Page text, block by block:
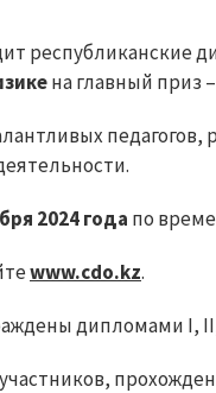
республиканские
на главный приз
педагогов,
2024года по
www.cdo.kz.
дипломами I,